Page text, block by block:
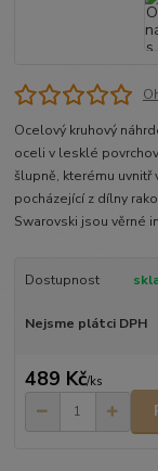
Ocelový kruhový
oceli v lesklé
šlupně, kterému
pocházející z dílny
Swarovski jsou věrné
Dostupnost
Nejsme plátci DPH
489 Kč/ks